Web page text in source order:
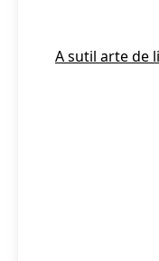
A sutil arte de